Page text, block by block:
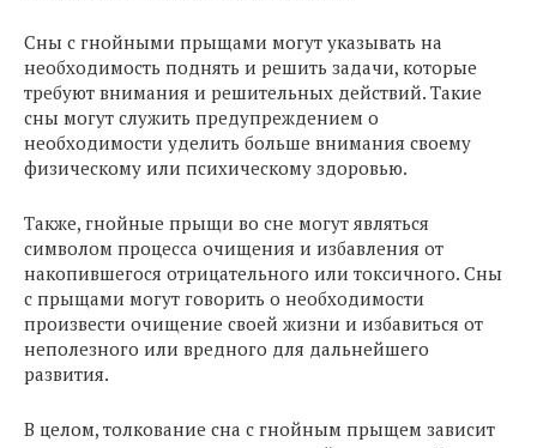
Сны с гнойными прыщами могут указывать на
необходимость поднять и решить задачи, которые
требуют внимания и решительных действий. Такие
сны могут служить предупреждением о
необходимости уделить больше внимания своему
физическому или психическому здоровью.
Также, гнойные прыщи во сне могут являться
символом процесса очищения и избавления от
накопившегося отрицательного или токсичного. Сны
с прыщами могут говорить о необходимости
произвести очищение своей жизни и избавиться от
неполезного или вредного для дальнейшего
развития.
В целом, толкование сна с гнойным прыщем зависит